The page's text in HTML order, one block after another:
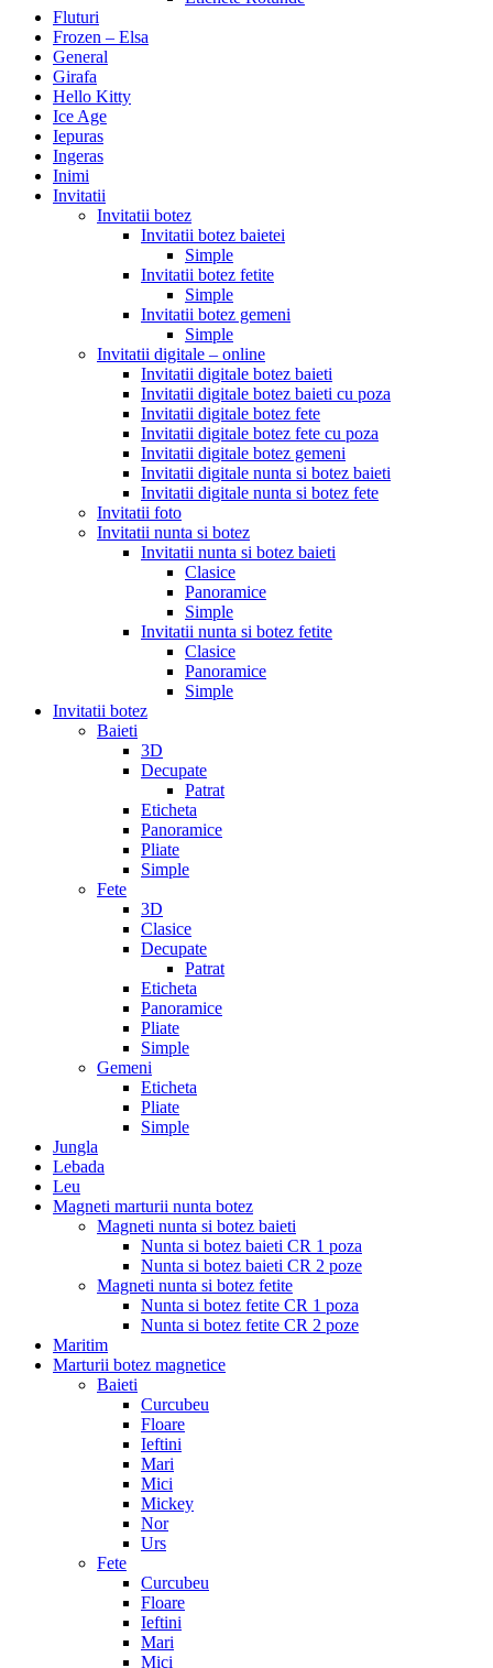
Fluturi
Frozen – Elsa
General
Girafa
Hello Kitty
Ice Age
Iepuras
Ingeras
Inimi
Invitatii
Invitatii botez
Invitatii botez baietei
Simple
Invitatii botez fetite
Simple
Invitatii botez gemeni
Simple
Invitatii digitale – online
Invitatii digitale botez baieti
Invitatii digitale botez baieti cu poza
Invitatii digitale botez fete
Invitatii digitale botez fete cu poza
Invitatii digitale botez gemeni
Invitatii digitale nunta si botez baieti
Invitatii digitale nunta si botez fete
Invitatii foto
Invitatii nunta si botez
Invitatii nunta si botez baieti
Clasice
Panoramice
Simple
Invitatii nunta si botez fetite
Clasice
Panoramice
Simple
Invitatii botez
Baieti
3D
Decupate
Patrat
Eticheta
Panoramice
Pliate
Simple
Fete
3D
Clasice
Decupate
Patrat
Eticheta
Panoramice
Pliate
Simple
Gemeni
Eticheta
Pliate
Simple
Jungla
Lebada
Leu
Magneti marturii nunta botez
Magneti nunta si botez baieti
Nunta si botez baieti CR 1 poza
Nunta si botez baieti CR 2 poze
Magneti nunta si botez fetite
Nunta si botez fetite CR 1 poza
Nunta si botez fetite CR 2 poze
Maritim
Marturii botez magnetice
Baieti
Curcubeu
Floare
Ieftini
Mari
Mici
Mickey
Nor
Urs
Fete
Curcubeu
Floare
Ieftini
Mari
Mici